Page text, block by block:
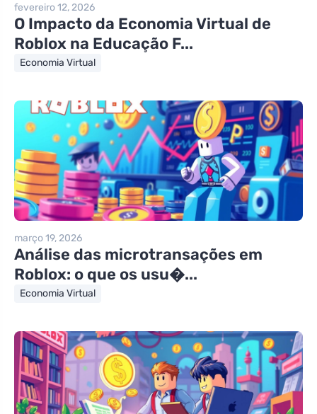
fevereiro 12, 2026
O Impacto da Economia Virtual de
Roblox na Educação F...
Economia Virtual
março 19, 2026
Análise das microtransações em
Roblox: o que os usu�...
Economia Virtual